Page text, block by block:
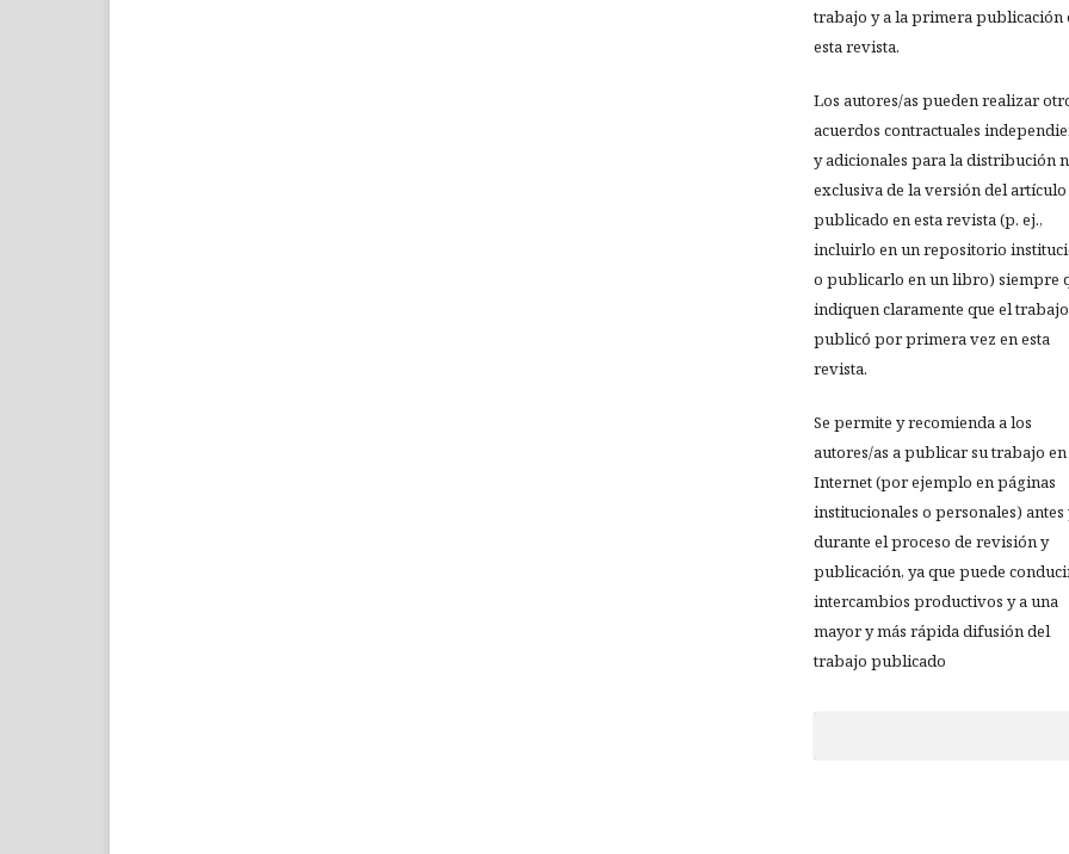
trabajo y a la primera publicación
esta revista.
Los autores/as pueden realizar
acuerdos contractuales
y adicionales para la distribución
exclusiva de la versión del artículo
publicado en esta revista (p. ej.,
incluirlo en un repositorio
o publicarlo en un libro) siempre
indiquen claramente que el
publicó por primera vez en esta
revista.
Se permite y recomienda a los
autores/as a publicar su trabajo en
Internet (por ejemplo en páginas
institucionales o personales) antes
durante el proceso de revisión y
publicación, ya que puede
intercambios productivos y a una
mayor y más rápida difusión del
trabajo publicado